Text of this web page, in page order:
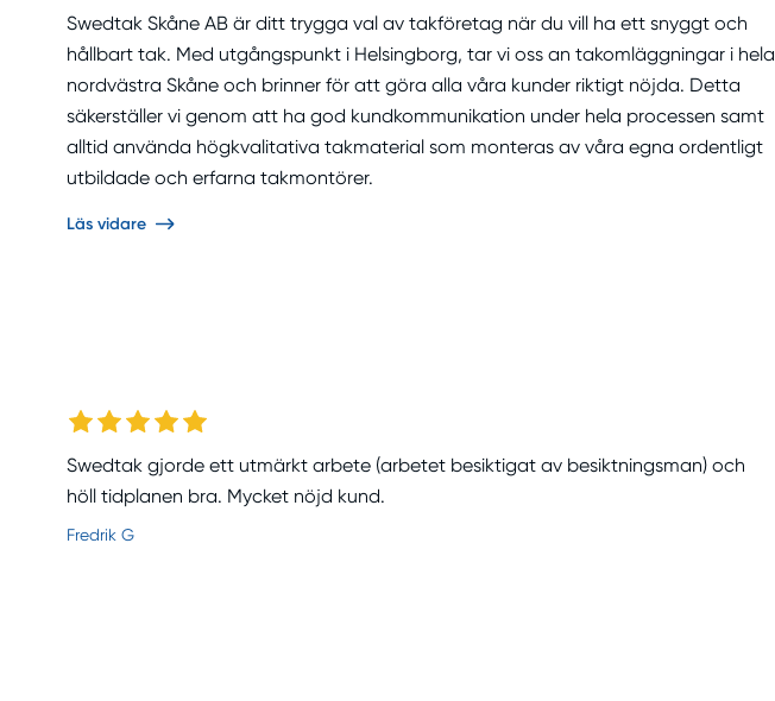
Swedtak Skåne AB är ditt trygga val av takföretag när du vill ha ett snyggt och
hållbart tak. Med utgångspunkt i Helsingborg, tar vi oss an takomläggningar i hela
nordvästra Skåne och brinner för att göra alla våra kunder riktigt nöjda. Detta
säkerställer vi genom att ha god kundkommunikation under hela processen samt
alltid använda högkvalitativa takmaterial som monteras av våra egna ordentligt
utbildade och erfarna takmontörer.
Läs vidare
Swedtak gjorde ett utmärkt arbete (arbetet besiktigat av besiktningsman) och
höll tidplanen bra. Mycket nöjd kund.
Fredrik G